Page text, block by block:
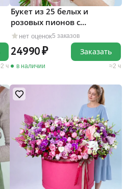
2 ч
нет оценок5 заказов
Букет из 25 белых и
розовых пионов с
эвкалиптом
24990
в наличии 2 ч
Заказать